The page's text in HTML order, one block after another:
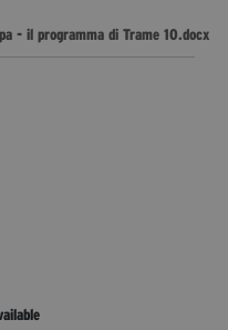
- il programma di Trame 10.docx